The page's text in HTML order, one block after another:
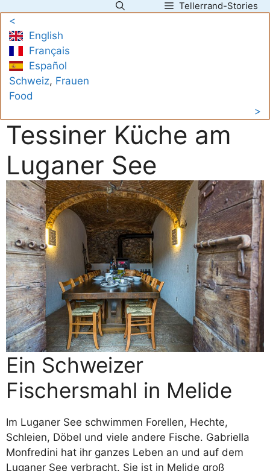
Inhalt
springen
Tellerrand-Stories
<
English
Français
Español
Schweiz, Frauen
Food
>
Tessiner Küche am
Luganer See
Ein Schweizer
Fischersmahl in Melide
Im Luganer See schwimmen Forellen, Hechte,
Schleien, Döbel und viele andere Fische. Gabriella
Monfredini hat ihr ganzes Leben an und auf dem
Luganer See verbracht. Sie ist in Melide groß